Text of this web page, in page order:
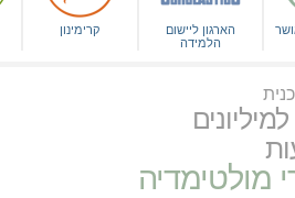
הארגון ליישום
הלמידה
קרימינון
מולטימדיה